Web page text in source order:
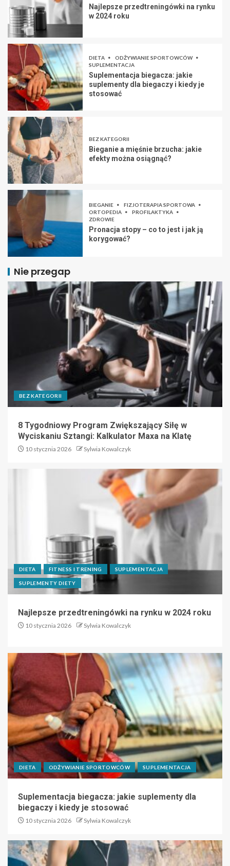
Najlepsze przedtreningówki na rynku
w 2024 roku
DIETA
ODŻYWIANIE SPORTOWCÓW
SUPLEMENTACJA
Suplementacja biegacza: jakie
suplementy dla biegaczy i kiedy je
stosować
BEZ KATEGORII
Bieganie a mięśnie brzucha: jakie
efekty można osiągnąć?
BIEGANIE
FIZJOTERAPIA SPORTOWA
ORTOPEDIA
PROFILAKTYKA
ZDROWIE
Pronacja stopy – co to jest i jak ją
korygować?
Nie przegap
BEZ KATEGORII
8 Tygodniowy Program Zwiększający Siłę w
Wyciskaniu Sztangi: Kalkulator Maxa na Klatę
10 stycznia 2026 Sylwia Kowalczyk
DIETA FITNESS I TRENING SUPLEMENTACJA
SUPLEMENTY DIETY
Najlepsze przedtreningówki na rynku w 2024 roku
10 stycznia 2026 Sylwia Kowalczyk
DIETA ODŻYWIANIE SPORTOWCÓW SUPLEMENTACJA
Suplementacja biegacza: jakie suplementy dla
biegaczy i kiedy je stosować
10 stycznia 2026 Sylwia Kowalczyk